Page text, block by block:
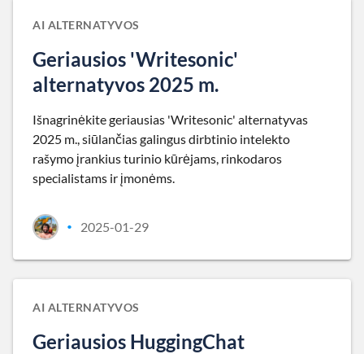
AI ALTERNATYVOS
Geriausios 'Writesonic'
alternatyvos 2025 m.
Išnagrinėkite geriausias 'Writesonic' alternatyvas
2025 m., siūlančias galingus dirbtinio intelekto
rašymo įrankius turinio kūrėjams, rinkodaros
specialistams ir įmonėms.
• 2025-01-29
AI ALTERNATYVOS
Geriausios HuggingChat